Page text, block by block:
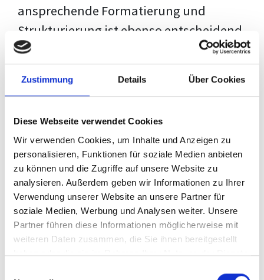
Zustimmung Details Über Cookies
Diese Webseite verwendet Cookies
Wir verwenden Cookies, um Inhalte und Anzeigen zu
personalisieren, Funktionen für soziale Medien anbieten
zu können und die Zugriffe auf unsere Website zu
analysieren. Außerdem geben wir Informationen zu Ihrer
Verwendung unserer Website an unsere Partner für
soziale Medien, Werbung und Analysen weiter. Unsere
Partner führen diese Informationen möglicherweise mit
weiteren Daten zusammen, die Sie ihnen bereitgestellt
haben oder die sie im Rahmen Ihrer Nutzung der Dienste
ansprechende Formatierung und
Strukturierung ist ebenso entscheidend
wie der Inhalt selbst. Jeder Prüfer hat
eigene Erwartungen, und unsere
Schulung ist so konzipiert, dass sie dir
deiner individuellen Vorlage zeigt,
anstatt eine Einheitslösung zu bieten.
Der Prozess des wissenschaftlichen
Schreibens kann ohne das richtige
Wissen eine große Herausforderung
darstellen. Jedoch, ausgestattet mit
denTechniken und Strategiendieses
Kurses, wird die Formatierung deiner